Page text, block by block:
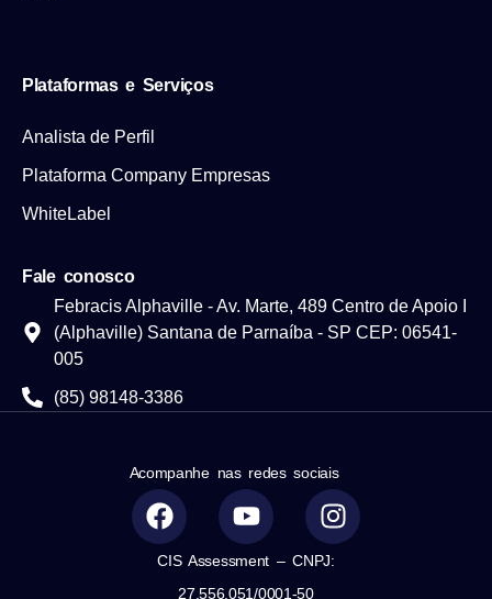
Plataformas e Serviços
Analista de Perfil
Plataforma Company Empresas
WhiteLabel
Fale conosco
Febracis Alphaville - Av. Marte, 489 Centro de Apoio I
(Alphaville) Santana de Parnaíba - SP CEP: 06541-
005
(85) 98148-3386
Acompanhe nas redes sociais
CIS Assessment – CNPJ:
27.556.051/0001-50